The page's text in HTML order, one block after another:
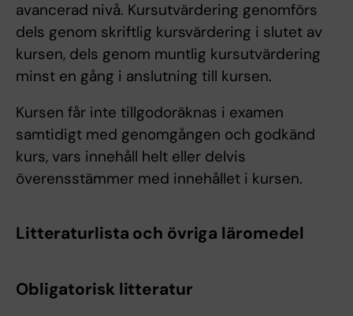
avancerad nivå. Kursutvärdering genomförs
dels genom skriftlig kursvärdering i slutet av
kursen, dels genom muntlig kursutvärdering
minst en gång i anslutning till kursen.
Kursen får inte tillgodoräknas i examen
samtidigt med genomgången och godkänd
kurs, vars innehåll helt eller delvis
överensstämmer med innehållet i kursen.
Litteraturlista och övriga läromedel
Obligatorisk litteratur